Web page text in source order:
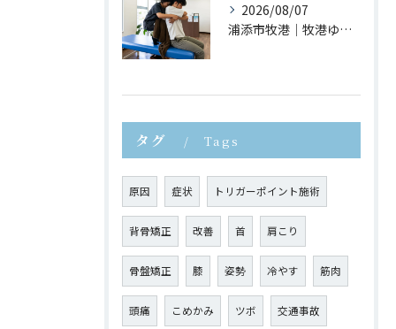
2026/08/07
浦添市牧港｜牧港ゆがみ鍼灸整骨院｜猫背が疲れやすさにつながる理由とは？
タグ Tags
原因 症状 トリガーポイント施術
背骨矯正 改善 首 肩こり
骨盤矯正 膝 姿勢 冷やす 筋肉
頭痛 こめかみ ツボ 交通事故